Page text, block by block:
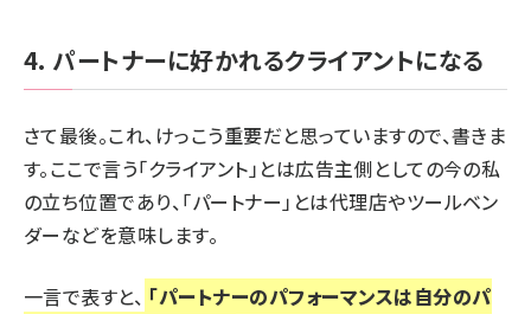
4. パートナーに好かれるクライアントになる
さて最後。これ、けっこう重要だと思っていますので、書きま
す。ここで言う「クライアント」とは広告主側としての今の私
の立ち位置であり、「パートナー」とは代理店やツールベン
ダーなどを意味します。
一言で表すと、 「パートナーのパフォーマンスは自分のパ